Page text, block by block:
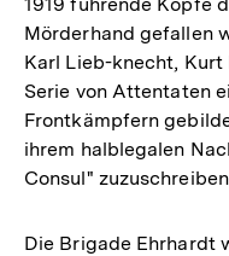
Mörderhand gefallen
Karl Lieb-knecht, Kurt
Serie von Attentaten
Frontkämpfern
ihrem halblegalen
Consul"
Die Brigade Ehrhardt